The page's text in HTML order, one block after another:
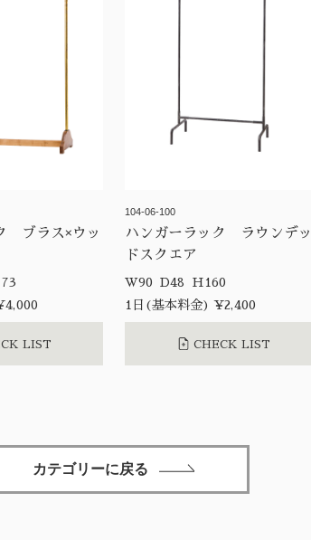
ブラス×ウッ
H173
LIST
104-06-100
ハンガーラック ラウンデッ
ドスクエア
W90 D48 H160
1日(基本料金) ¥2,400
CHECK LIST
カテゴリーに戻る